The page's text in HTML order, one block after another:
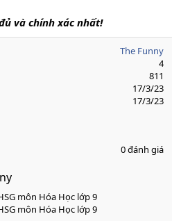
và chính xác nhất!
The Funny
4
811
17/3/23
17/3/23
0 đánh giá
môn Hóa Học lớp 9
môn Hóa Học lớp 9